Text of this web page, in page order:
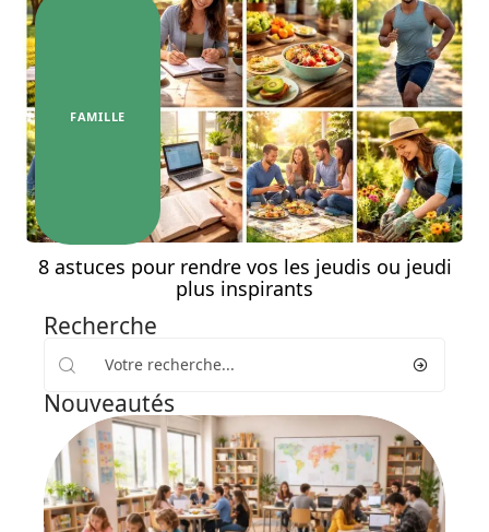
FAMILLE
8 astuces pour rendre vos les jeudis ou jeudi
plus inspirants
Recherche
Nouveautés